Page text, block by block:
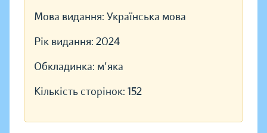
Мова видання: Українська мова
Рік видання: 2024
Обкладинка: м'яка
Кількість сторінок: 152